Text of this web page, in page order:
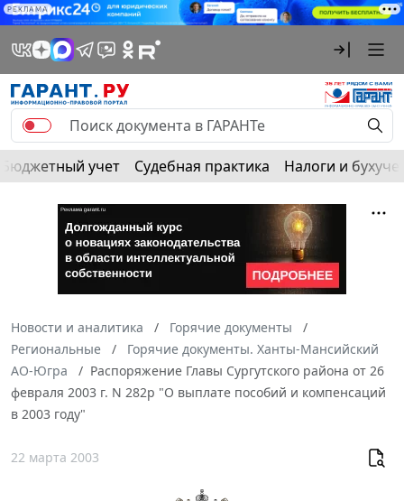
РЕКЛАМА
Бюджетный учет Судебная практика Налоги и
Новости и аналитика
Горячие документы
Региональные
Горячие документы. Ханты-Мансийский
АО-Югра
Распоряжение Главы Сургутского района от 26
февраля 2003 г. N 282p "О выплате пособий и компенсаций
в 2003 году"
22 марта 2003